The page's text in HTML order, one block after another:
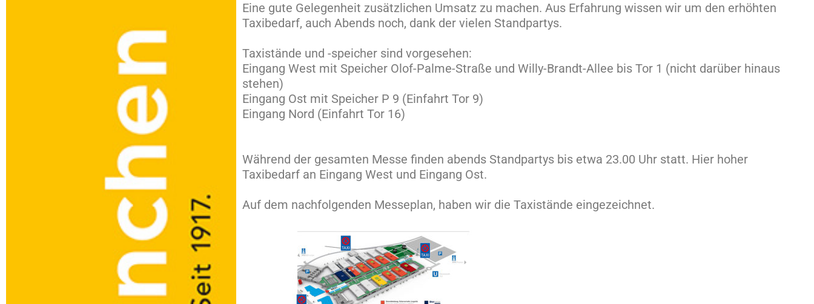
Eine gute Gelegenheit zusätzlichen Umsatz zu machen. Aus Erfahrung wissen wir um den erhöhten
Taxibedarf, auch Abends noch, dank der vielen Standpartys.
Taxistände und -speicher sind vorgesehen:
Eingang West mit Speicher Olof-Palme-Straße und Willy-Brandt-Allee bis Tor 1 (nicht darüber hinaus
stehen)
Eingang Ost mit Speicher P 9 (Einfahrt Tor 9)
Eingang Nord (Einfahrt Tor 16)
Während der gesamten Messe finden abends Standpartys bis etwa 23.00 Uhr statt. Hier hoher
Taxibedarf an Eingang West und Eingang Ost.
Auf dem nachfolgenden Messeplan, haben wir die Taxistände eingezeichnet.